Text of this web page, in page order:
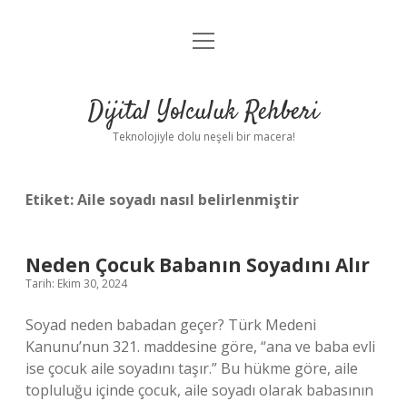
Anasayfa
Yasal Uyarı
menüyü
Dijital Yolculuk Rehberi
Teknolojiyle dolu neşeli bir macera!
Etiket:Aile soyadı nasıl belirlenmiştir
Neden Çocuk Babanın Soyadını Alır
Tarih: Ekim 30, 2024
Soyad neden babadan geçer? Türk Medeni
Kanunu’nun 321. maddesine göre, “ana ve baba evli
ise çocuk aile soyadını taşır.” Bu hükme göre, aile
topluluğu içinde çocuk, aile soyadı olarak babasının